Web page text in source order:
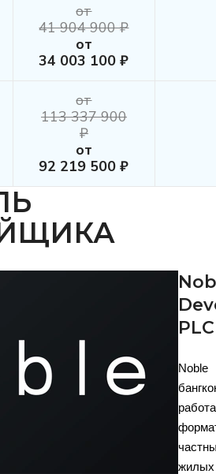
от
41 904 900 ₽
от
34 003 100 ₽
от
113 337 900
₽
от
92 219 500 ₽
PLC
жилых